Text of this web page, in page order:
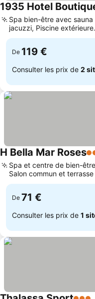
1935 Hotel
Spa bien-être avec sauna
jacuzzi, Piscine extérieure
chauffée
De 119 €
Consulter les prix de 2
H Bella Mar Roses2
Spa et centre de bien-
Salon commun et
De 71 €
Consulter les prix de 1